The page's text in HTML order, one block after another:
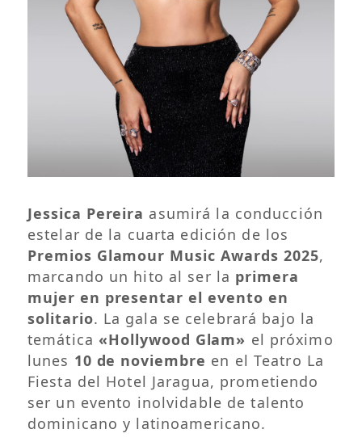
Jessica Pereira asumirá la conducción
estelar de la cuarta edición de los
Premios Glamour Music Awards 2025,
marcando un hito al ser la primera
mujer en presentar el evento en
solitario. La gala se celebrará bajo la
temática «Hollywood Glam» el próximo
lunes 10 de noviembre en el Teatro La
Fiesta del Hotel Jaragua, prometiendo
ser un evento inolvidable de talento
dominicano y latinoamericano.